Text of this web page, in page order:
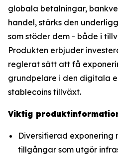
globala betalningar,
handel, stärks den
som stöder dem - både i
Produkten erbjuder
reglerat sätt att få
grundpelare i den digitala
stablecoins tillväxt.
Viktig
Diversifierad exponering
tillgångar som utgör